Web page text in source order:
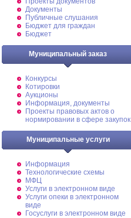
Документы
Публичные слушания
Бюджет для граждан
Бюджет
Муниципальный заказ
Конкурсы
Котировки
Аукционы
Информация, документы
Проекты правовых актов о
нормировании в сфере закупок
Муниципальные услуги
Информация
Технологические схемы
МФЦ
Услуги в электронном виде
Услуги опеки в электронном
виде
Госуслуги в электронном виде